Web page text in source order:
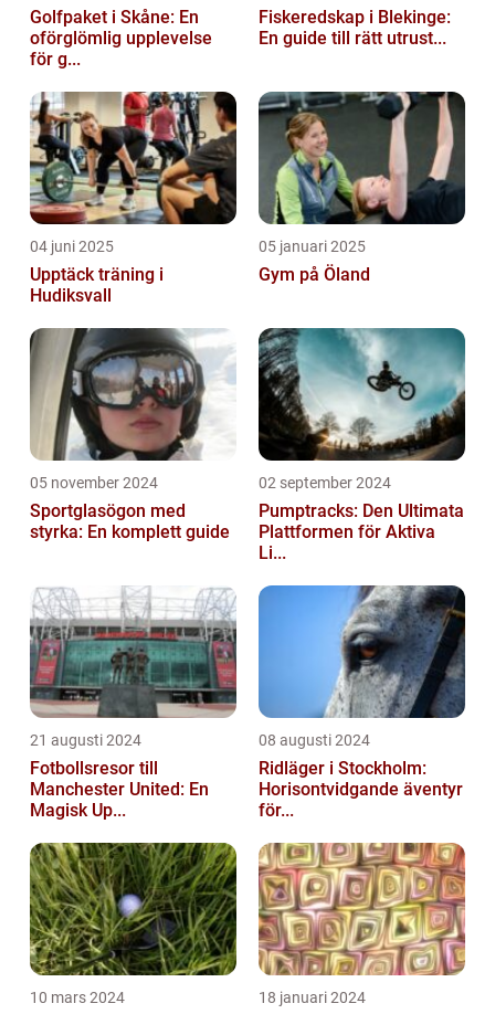
Golfpaket i Skåne: En
oförglömlig upplevelse
för g...
Fiskeredskap i Blekinge:
En guide till rätt utrust...
04 juni 2025
Upptäck träning i
Hudiksvall
05 januari 2025
Gym på Öland
05 november 2024
Sportglasögon med
styrka: En komplett guide
02 september 2024
Pumptracks: Den Ultimata
Plattformen för Aktiva
Li...
21 augusti 2024
Fotbollsresor till
Manchester United: En
Magisk Up...
08 augusti 2024
Ridläger i Stockholm:
Horisontvidgande äventyr
för...
10 mars 2024 18 januari 2024